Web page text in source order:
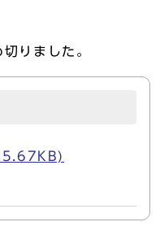
りました。